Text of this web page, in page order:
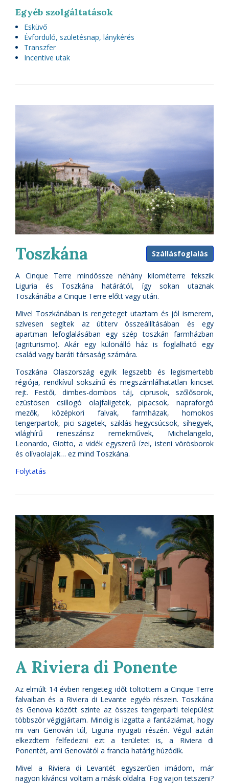
Egyéb szolgáltatások
Esküvő
Évforduló, születésnap, lánykérés
Transzfer
Incentive utak
Szállásfoglalás
Toszkána
A Cinque Terre mindössze néhány kilométerre fekszik
Liguria és Toszkána határától, így sokan utaznak
Toszkánába a Cinque Terre előtt vagy után.
Mivel Toszkánában is rengeteget utaztam és jól ismerem,
szívesen segítek az útiterv összeállításában és egy
apartman lefoglalásában egy szép toszkán farmházban
(agriturismo). Akár egy különálló ház is foglalható egy
család vagy baráti társaság számára.
Toszkána Olaszország egyik legszebb és legismertebb
régiója, rendkívül sokszínű és megszámlálhatatlan kincset
rejt. Festői, dimbes-dombos táj, ciprusok, szőlősorok,
ezüstösen csillogó olajfaligetek, pipacsok, napraforgó
mezők, középkori falvak, farmházak, homokos
tengerpartok, pici szigetek, sziklás hegycsúcsok, síhegyek,
világhírű reneszánsz remekművek, Michelangelo,
Leonardo, Giotto, a vidék egyszerű ízei, isteni vörösborok
és olívaolajak… ez mind Toszkána.
Folytatás
A Riviera di Ponente
Az elmúlt 14 évben rengeteg időt töltöttem a Cinque Terre
falvaiban és a Riviera di Levante egyéb részein. Toszkána
és Genova között szinte az összes tengerparti települést
többször végigjártam. Mindig is izgatta a fantáziámat, hogy
mi van Genován túl, Liguria nyugati részén. Végül aztán
elkezdtem felfedezni ezt a területet is, a Riviera di
Ponentét, ami Genovától a francia határig húzódik.
Mivel a Riviera di Levantét egyszerűen imádom, már
nagyon kíváncsi voltam a másik oldalra. Fog vajon tetszeni?